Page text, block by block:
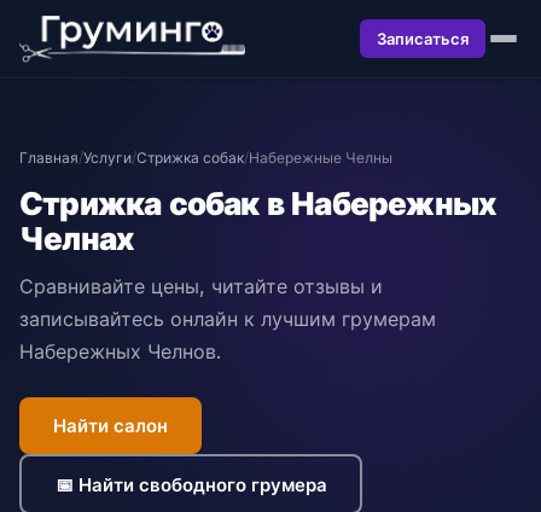
Записаться
Главная/Услуги/Стрижка собак/Набережные Челны
Стрижка собак в Набережных
Челнах
Сравнивайте цены, читайте отзывы и
записывайтесь онлайн к лучшим грумерам
Набережных Челнов.
Найти салон
📅 Найти свободного грумера